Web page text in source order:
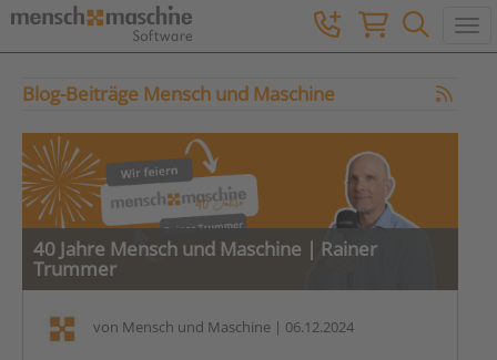
Blog-Beiträge Mensch und Maschine
40 Jahre Mensch und Maschine | Rainer
Trummer
von Mensch und Maschine | 06.12.2024